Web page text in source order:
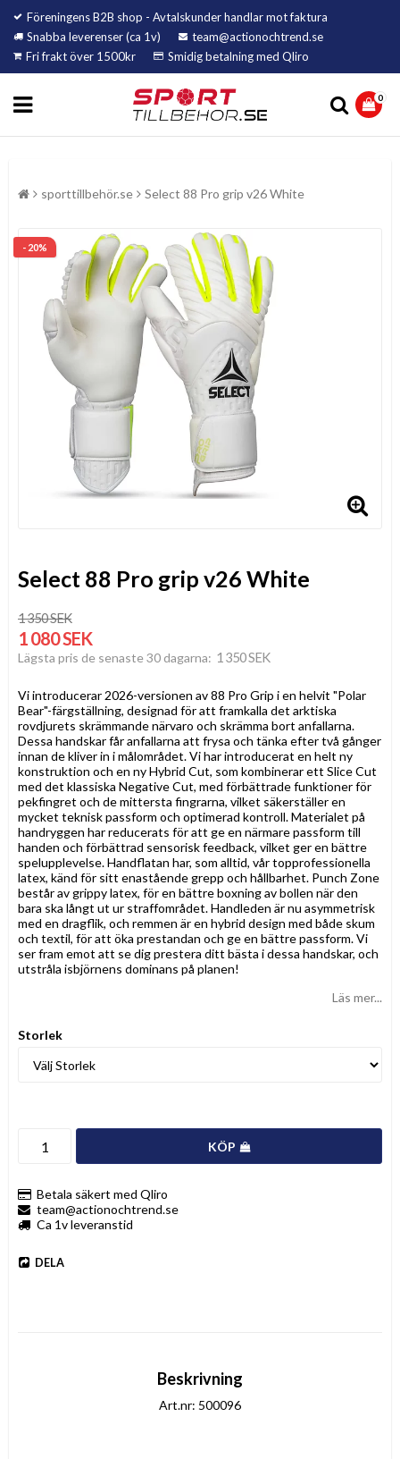
Föreningens B2B shop - Avtalskunder handlar mot faktura
Snabba leverenser (ca 1v)
team@actionochtrend.se
Fri frakt över 1500kr
Smidig betalning med Qliro
0
sporttillbehör.se Select 88 Pro grip v26 White
- 20%
Select 88 Pro grip v26 White
1 350 SEK
1 080 SEK
Lägsta pris de senaste 30 dagarna 1 350 SEK
Vi introducerar 2026-versionen av 88 Pro Grip i en helvit "Polar
Bear"-färgställning, designad för att framkalla det arktiska
rovdjurets skrämmande närvaro och skrämma bort anfallarna.
Dessa handskar får anfallarna att frysa och tänka efter två gånger
innan de kliver in i målområdet. Vi har introducerat en helt ny
konstruktion och en ny Hybrid Cut, som kombinerar ett Slice Cut
med det klassiska Negative Cut, med förbättrade funktioner för
pekfingret och de mittersta fingrarna, vilket säkerställer en
mycket teknisk passform och optimerad kontroll. Materialet på
handryggen har reducerats för att ge en närmare passform till
handen och förbättrad sensorisk feedback, vilket ger en bättre
spelupplevelse. Handflatan har, som alltid, vår topprofessionella
latex, känd för sitt enastående grepp och hållbarhet. Punch Zone
består av grippy latex, för en bättre boxning av bollen när den
bara ska långt ut ur straffområdet. Handleden är nu asymmetrisk
med en dragflik, och remmen är en hybrid design med både skum
och textil, för att öka prestandan och ge en bättre passform. Vi
ser fram emot att se dig prestera ditt bästa i dessa handskar, och
utstråla isbjörnens dominans på planen!
Läs mer...
Storlek
KÖP
Betala säkert med Qliro
team@actionochtrend.se
Ca 1v leveranstid
DELA
Beskrivning
Art.nr: 500096